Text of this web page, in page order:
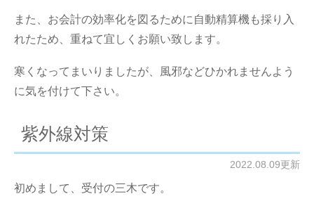
また、お会計の効率化を図るために自動精算機も採り入
れたため、重ねて宜しくお願い致します。
寒くなってまいりましたが、風邪などひかれませんよう
に気を付けて下さい。
紫外線対策
2022.08.09更新
初めまして、受付の三木です。